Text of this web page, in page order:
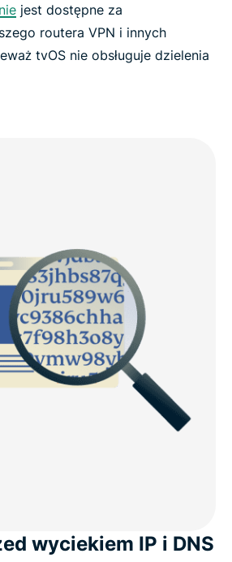
jest dostępne za
routera VPN i innych
tvOS nie obsługuje dzielenia
wyciekiem IP i DNS